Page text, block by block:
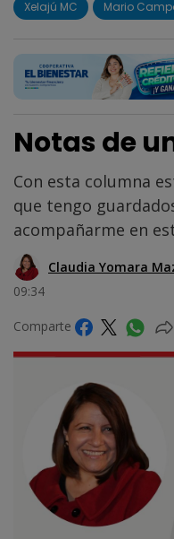
Xelajú MC Mario
Notas de
Con esta columna
que tengo
acompañarme en
Claudia Yomara
09:34
Comparte